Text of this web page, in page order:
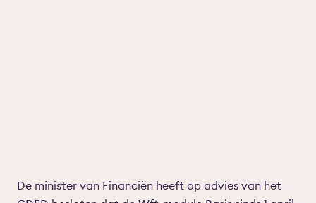
De minister van Financiën heeft op advies van het